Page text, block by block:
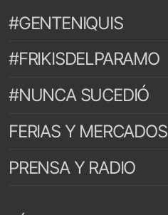
#GENTENIQUIS
#FRIKISDELPARAMO
#NUNCA SUCEDIÓ
FERIAS Y MERCADOS
PRENSA Y RADIO